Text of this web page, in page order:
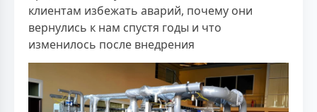
клиентам избежать аварий, почему они
вернулись к нам спустя годы и что
изменилось после внедрения